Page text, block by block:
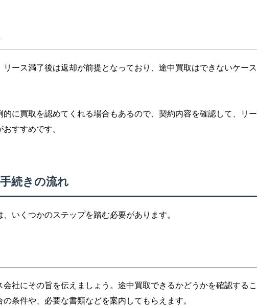
ース満了後は返却が前提となっており、途中買取はできないケース
に買取を認めてくれる場合もあるので、契約内容を確認して、リー
すすめです。
続きの流れ
いくつかのステップを踏む必要があります。
社にその旨を伝えましょう。途中買取できるかどうかを確認するこ
条件や、必要な書類などを案内してもらえます。